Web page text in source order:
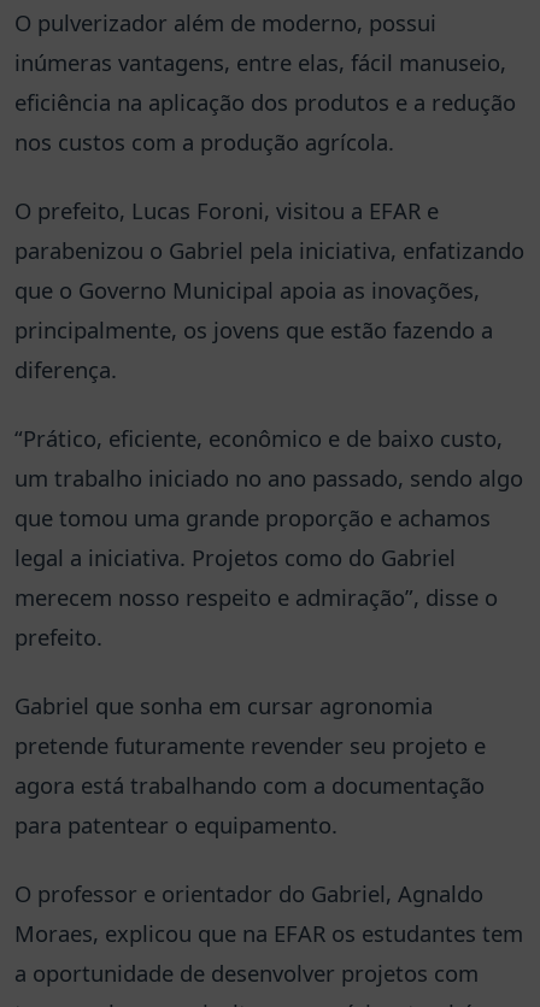
O pulverizador além de moderno, possui
inúmeras vantagens, entre elas, fácil manuseio,
eficiência na aplicação dos produtos e a redução
nos custos com a produção agrícola.
O prefeito, Lucas Foroni, visitou a EFAR e
parabenizou o Gabriel pela iniciativa, enfatizando
que o Governo Municipal apoia as inovações,
principalmente, os jovens que estão fazendo a
diferença.
“Prático, eficiente, econômico e de baixo custo,
um trabalho iniciado no ano passado, sendo algo
que tomou uma grande proporção e achamos
legal a iniciativa. Projetos como do Gabriel
merecem nosso respeito e admiração”, disse o
prefeito.
Gabriel que sonha em cursar agronomia
pretende futuramente revender seu projeto e
agora está trabalhando com a documentação
para patentear o equipamento.
O professor e orientador do Gabriel, Agnaldo
Moraes, explicou que na EFAR os estudantes tem
a oportunidade de desenvolver projetos com